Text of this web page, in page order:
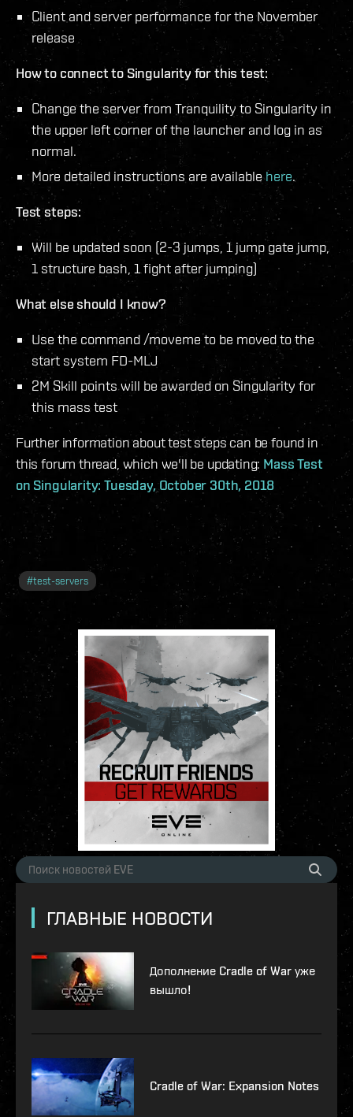
Client and server performance for the November
release
How to connect to Singularity for this test:
Change the server from Tranquility to Singularity in
the upper left corner of the launcher and log in as
normal.
More detailed instructions are availablehere.
Test steps:
Will be updated soon (2-3 jumps, 1 jump gate jump,
1 structure bash, 1 fight after jumping)
What else should I know?
Use the command /moveme to be moved to the
start system FD-MLJ
2M Skill points will be awarded on Singularity for
this mass test
Further information about test steps can be found in
this forum thread, which we'll be updating: Mass Test
on Singularity: Tuesday, October 30th, 2018
#test-servers
ГЛАВНЫЕ НОВОСТИ
Дополнение Cradle of War уже
вышло!
Cradle of War: Expansion Notes